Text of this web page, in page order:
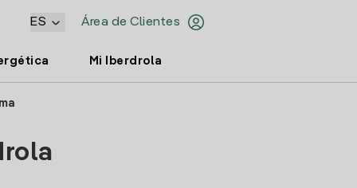
Área de Clientes
ES
Mi Iberdrola